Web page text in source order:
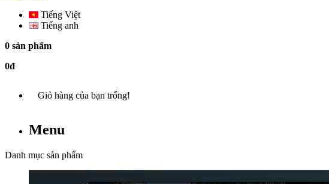
Tiếng Việt
Tiếng anh
0 sản phẩm
0đ
Giỏ hàng của bạn trống!
Menu
Danh mục sản phẩm